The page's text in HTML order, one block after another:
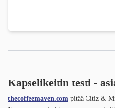
Kapselikeitin testi -
thecoffeemaven.com pitää Citiz &